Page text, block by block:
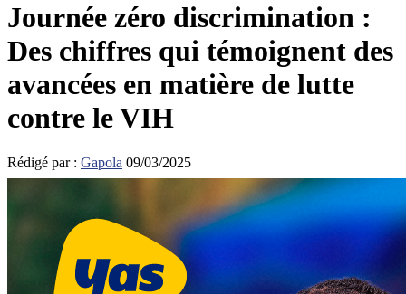
Journée zéro discrimination :
Des chiffres qui témoignent des
avancées en matière de lutte
contre le VIH
Rédigé par : Gapola 09/03/2025